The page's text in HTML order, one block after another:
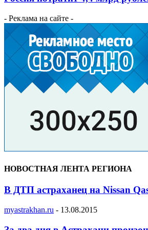
- Реклама на сайте -
НОВОСТНАЯ ЛЕНТА РЕГИОНА
В ДТП астраханец на Nissan
myastrakhan.ru - 13.08.2015